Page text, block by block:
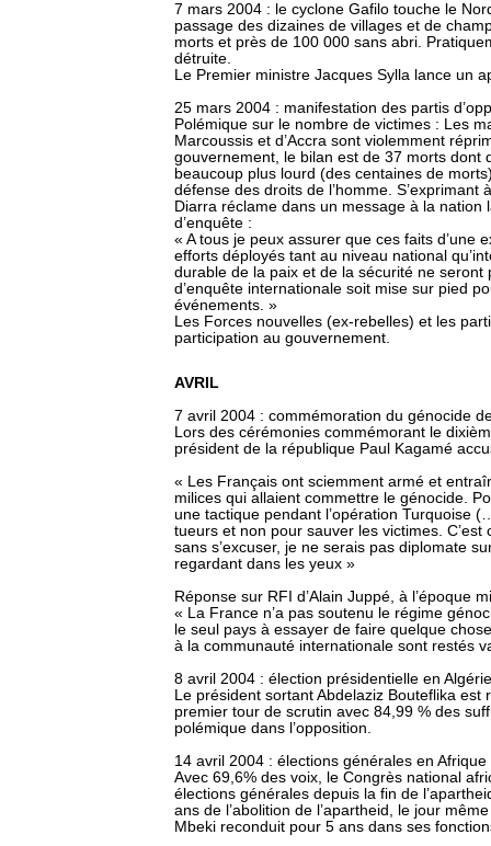
7 mars 2004 : le cyclone Gafilo touche le
passage des dizaines de villages et de
morts et près de 100 000 sans abri.
détruite.
Le Premier ministre Jacques Sylla lance un
25 mars 2004 : manifestation des partis
Polémique sur le nombre de victimes : Les
Marcoussis et d’Accra sont violemment
gouvernement, le bilan est de 37 morts dont
beaucoup plus lourd (des centaines de
défense des droits de l’homme.
Diarra réclame dans un message à la nation
d’enquête :
« A tous je peux assurer que ces faits d’une
efforts déployés tant au niveau national
durable de la paix et de la sécurité ne seront
d’enquête internationale soit mise sur pied
événements. »
Les Forces nouvelles (ex-rebelles) et les
participation au gouvernement.
AVRIL
7 avril 2004 : commémoration du génocide
Lors des cérémonies commémorant le
président de la république Paul Kagamé
« Les Français ont sciemment armé et
milices qui allaient commettre le génocide.
une tactique pendant l’opération Turquoise
tueurs et non pour sauver les victimes. C’est
sans s’excuser, je ne serais pas diplomate
regardant dans les yeux »
Réponse sur RFI d’Alain Juppé, à l’époque
« La France n’a pas soutenu le régime
le seul pays à essayer de faire quelque
à la communauté internationale sont restés
8 avril 2004 : élection présidentielle en Algérie
Le président sortant Abdelaziz Bouteflika
premier tour de scrutin avec 84,99 % des
polémique dans l’opposition.
14 avril 2004 : élections générales en Afrique
Avec 69,6% des voix, le Congrès national
élections générales depuis la fin de
ans de l’abolition de l’apartheid, le jour
Mbeki reconduit pour 5 ans dans ses